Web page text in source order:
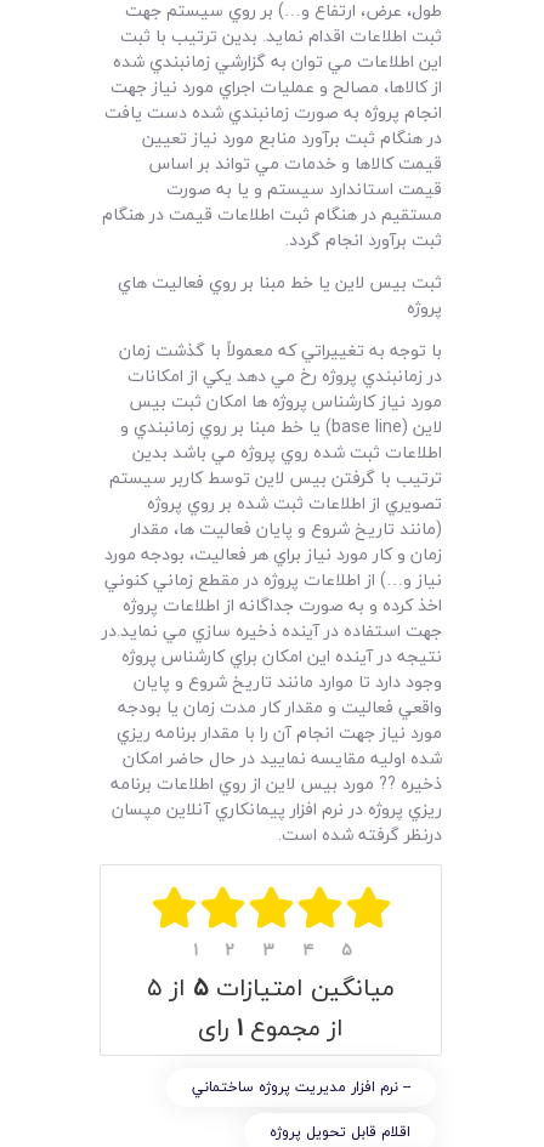
طول، عرض، ارتفاع و…) بر روي سيستم جهت
ثبت اطلاعات اقدام نمايد. بدين ترتيب با ثبت
اين اطلاعات مي توان به گزارشي زمانبندي شده
از کالاها، مصالح و عمليات اجراي مورد نياز جهت
انجام پروژه به صورت زمانبندي شده دست يافت
در هنگام ثبت برآورد منابع مورد نياز تعيين
قيمت کالاها و خدمات مي تواند بر اساس
قيمت استاندارد سيستم و يا به صورت
مستقيم در هنگام ثبت اطلاعات قيمت در هنگام
ثبت برآورد انجام گردد.
ثبت بيس لاين يا خط مبنا بر روي فعاليت هاي
پروژه
با توجه به تغييراتي که معمولاً با گذشت زمان
در زمانبندي پروژه رخ مي دهد يکي از امکانات
مورد نياز کارشناس پروژه ها امکان ثبت بيس
لاين (base line) يا خط مبنا بر روي زمانبندي و
اطلاعات ثبت شده روي پروژه مي باشد بدين
ترتيب با گرفتن بيس لاين توسط کاربر سيستم
تصويري از اطلاعات ثبت شده بر روي پروژه
(مانند تاريخ شروع و پايان فعاليت ها، مقدار
زمان و کار مورد نياز براي هر فعاليت، بودجه مورد
نياز و…) از اطلاعات پروژه در مقطع زماني کنوني
اخذ کرده و به صورت جداگانه از اطلاعات پروژه
جهت استفاده در آينده ذخيره سازي مي نمايد.در
نتيجه در آينده اين امکان براي کارشناس پروژه
وجود دارد تا موارد مانند تاريخ شروع و پايان
واقعي فعاليت و مقدار کار مدت زمان يا بودجه
مورد نياز جهت انجام آن را با مقدار برنامه ريزي
شده اوليه مقايسه نماييد در حال حاضر امکان
ذخيره ?? مورد بيس لاين از روي اطلاعات برنامه
ريزي پروژه در نرم افزار پيمانکاري آنلاين مپسان
درنظر گرفته شده است.
۱ ۲ ۳ ۴ ۵
میانگین امتیازات ۵ از ۵
از مجموع ۱ رای
-- نرم افزار مديريت پروژه ساختماني
اقلام قابل تحویل پروژه